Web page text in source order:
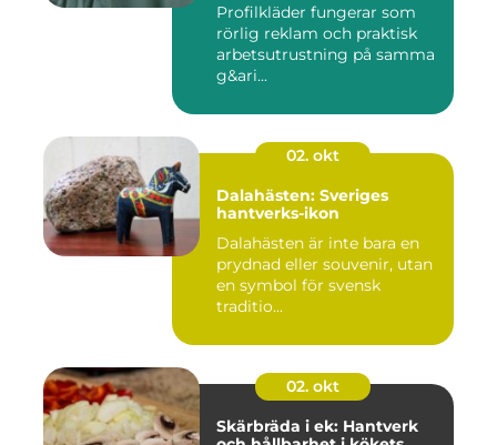
Profilkläder fungerar som
rörlig reklam och praktisk
arbetsutrustning på samma
g&ari...
02. okt
Dalahästen: Sveriges
hantverks-ikon
Dalahästen är inte bara en
prydnad eller souvenir, utan
en symbol för svensk
traditio...
02. okt
Skärbräda i ek: Hantverk